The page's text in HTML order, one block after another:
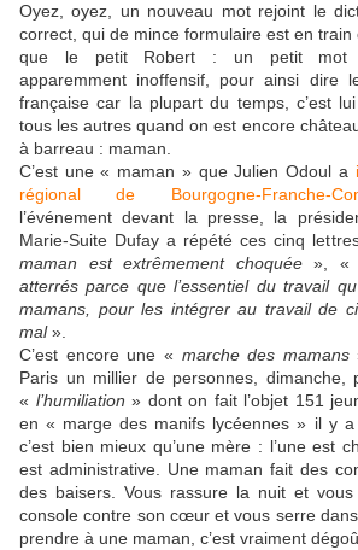
Oyez, oyez, un nouveau mot rejoint le
correct, qui de mince formulaire est en
que le petit Robert : un petit mot
apparemment inoffensif, pour ainsi dire
française car la plupart du temps, c’est
tous les autres quand on est encore
à barreau : maman.
C’est une « maman » que Julien Odoul a
régional de Bourgogne-Franche-
l’événement devant la presse, la
Marie-Suite Dufay a répété ces cinq
maman est extrêmement choquée», «
atterrés parce que l’essentiel du travail
mamans, pour les intégrer au travail de
mal».
C’est encore une « marche des mamans
Paris un millier de personnes, dimanche,
« l’humiliation » dont on fait l’objet 151
en « marge des manifs lycéennes » il y a
c’est bien mieux qu’une mère : l’une est
est administrative. Une maman fait des
des baisers. Vous rassure la nuit et
console contre son cœur et vous serre dans
prendre à une maman, c’est vraiment